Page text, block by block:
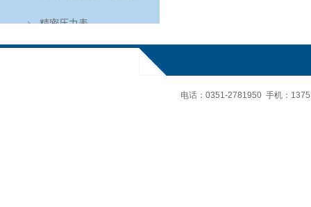
表、空盒气压计
精密压力表
电话： 0351-2781950 手机：